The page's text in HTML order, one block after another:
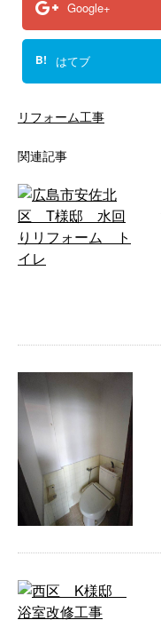
Google+
B! はてブ
リフォーム工事
関連記事